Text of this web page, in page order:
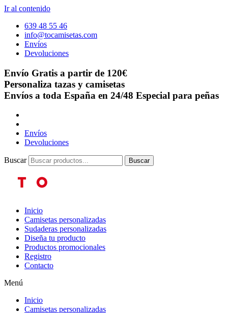
Ir al contenido
639 48 55 46
info@tocamisetas.com
Envíos
Devoluciones
Envío Gratis a partir de 120€
Personaliza tazas y camisetas
Envíos a toda España en 24/48 Especial para peñas
Envíos
Devoluciones
Buscar Buscar
Inicio
Camisetas personalizadas
Sudaderas personalizadas
Diseña tu producto
Productos promocionales
Registro
Contacto
Menú
Inicio
Camisetas personalizadas